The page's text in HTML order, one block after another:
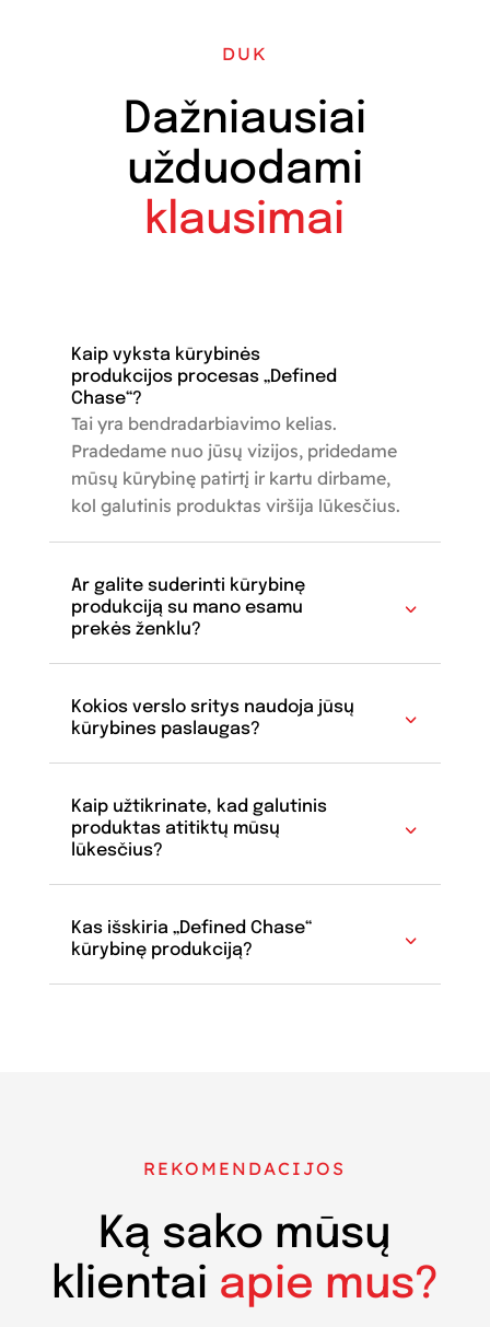
DUK
Dažniausiai
užduodami
klausimai
Kaip vyksta kūrybinės
produkcijos procesas „Defined
Chase“?
Tai yra bendradarbiavimo kelias.
Pradedame nuo jūsų vizijos, pridedame
mūsų kūrybinę patirtį ir kartu dirbame,
kol galutinis produktas viršija lūkesčius.
Ar galite suderinti kūrybinę
produkciją su mano esamu
prekės ženklu?
Kokios verslo sritys naudoja jūsų
kūrybines paslaugas?
Kaip užtikrinate, kad galutinis
produktas atitiktų mūsų
lūkesčius?
Kas išskiria „Defined Chase“
kūrybinę produkciją?
REKOMENDACIJOS
Ką sako mūsų
klientai apie mus?